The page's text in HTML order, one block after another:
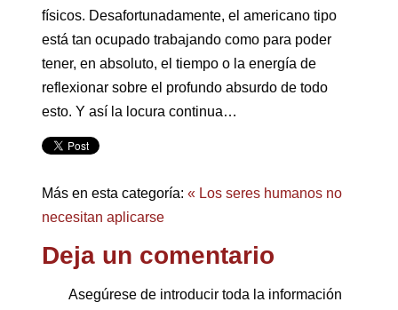
físicos. Desafortunadamente, el americano tipo
está tan ocupado trabajando como para poder
tener, en absoluto, el tiempo o la energía de
reflexionar sobre el profundo absurdo de todo
esto. Y así la locura continua…
Más en esta categoría: « Los seres humanos no
necesitan aplicarse
Deja un comentario
Asegúrese de introducir toda la información